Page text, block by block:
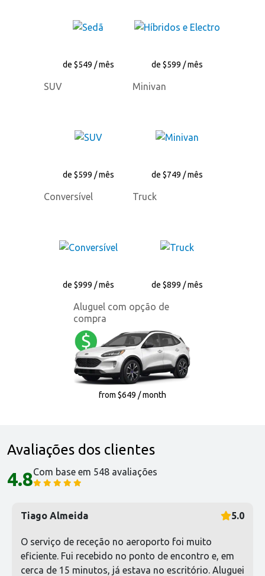
de $549 / mês de $599 / mês
SUV
de $599 / mês
Minivan
de $749 / mês
Conversível
de $999 / mês
Truck
de $899 / mês
Aluguel com opção de
compra
from $649 / month
Avaliações dos clientes
4.8Com base em 548 avaliações
Tiago Almeida 5.0
O serviço de receção no aeroporto foi muito
eficiente. Fui recebido no ponto de encontro e, em
cerca de 15 minutos, já estava no escritório. Aluguei